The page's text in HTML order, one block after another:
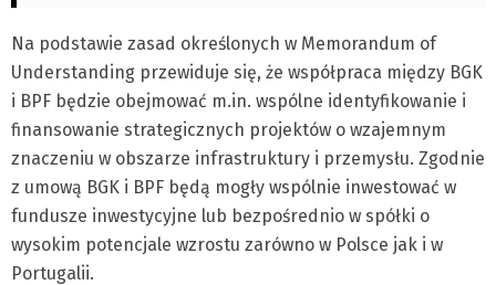
Na podstawie zasad określonych w Memorandum of
Understanding przewiduje się, że współpraca między BGK
i BPF będzie obejmować m.in. wspólne identyfikowanie i
finansowanie strategicznych projektów o wzajemnym
znaczeniu w obszarze infrastruktury i przemysłu. Zgodnie
z umową BGK i BPF będą mogły wspólnie inwestować w
fundusze inwestycyjne lub bezpośrednio w spółki o
wysokim potencjale wzrostu zarówno w Polsce jak i w
Portugalii.